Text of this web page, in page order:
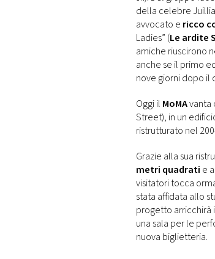
della celebre
avvocato e ricco
Ladies” (Le ardite
amiche riuscirono
anche se il primo
nove giorni dopo il
Oggi il MoMAvanta
Street), in un
ristrutturato nel
Grazie alla sua
metri quadrati e
visitatori tocca
stata affidata allo
progetto arricchirà
una sala per le
nuova biglietteria.